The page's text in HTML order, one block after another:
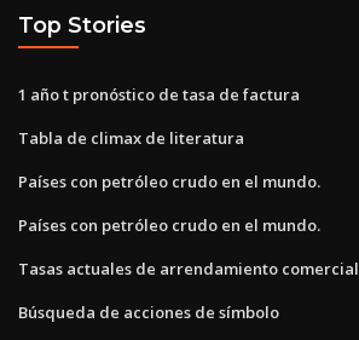
Top Stories
1 año t pronóstico de tasa de factura
Tabla de climax de literatura
Países con petróleo crudo en el mundo.
Países con petróleo crudo en el mundo.
Tasas actuales de arrendamiento comercial
Búsqueda de acciones de símbolo